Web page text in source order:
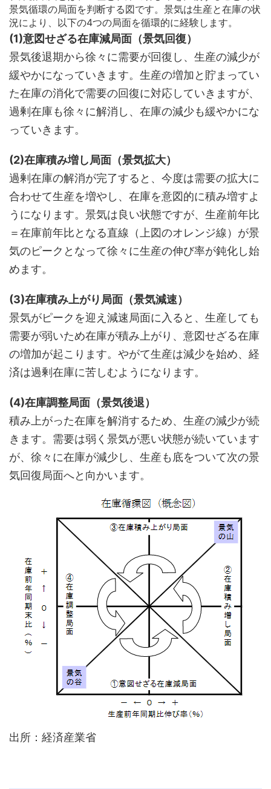
景気循環の局面を判断する図です。景気は生産と在庫の状
況により、以下の4つの局面を循環的に経験します。
(1)意図せざる在庫減局面（景気回復）
景気後退期から徐々に需要が回復し、生産の減少が
緩やかになっていきます。生産の増加と貯まってい
た在庫の消化で需要の回復に対応していきますが、
過剰在庫も徐々に解消し、在庫の減少も緩やかにな
っていきます。
(2)在庫積み増し局面（景気拡大）
過剰在庫の解消が完了すると、今度は需要の拡大に
合わせて生産を増やし、在庫を意図的に積み増すよ
うになります。景気は良い状態ですが、生産前年比
＝在庫前年比となる直線（上図のオレンジ線）が景
気のピークとなって徐々に生産の伸び率が鈍化し始
めます。
(3)在庫積み上がり局面（景気減速）
景気がピークを迎え減速局面に入ると、生産しても
需要が弱いため在庫が積み上がり、意図せざる在庫
の増加が起こります。やがて生産は減少を始め、経
済は過剰在庫に苦しむようになります。
(4)在庫調整局面（景気後退）
積み上がった在庫を解消するため、生産の減少が続
きます。需要は弱く景気が悪い状態が続いています
が、徐々に在庫が減少し、生産も底をついて次の景
気回復局面へと向かいます。
出所：経済産業省